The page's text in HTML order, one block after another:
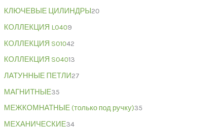
КЛЮЧЕВЫЕ ЦИЛИНДРЫ 20
КОЛЛЕКЦИЯ L0409
КОЛЛЕКЦИЯ S01042
КОЛЛЕКЦИЯ S04013
ЛАТУННЫЕ ПЕТЛИ27
МАГНИТНЫЕ35
МЕЖКОМНАТНЫЕ (только под ручку)35
МЕХАНИЧЕСКИЕ34